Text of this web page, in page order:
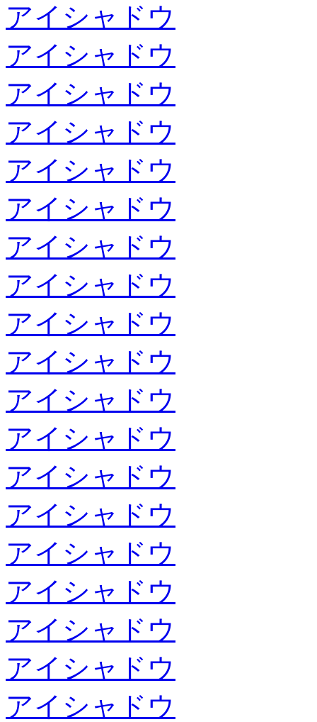
アイシャドウ
アイシャドウ
アイシャドウ
アイシャドウ
アイシャドウ
アイシャドウ
アイシャドウ
アイシャドウ
アイシャドウ
アイシャドウ
アイシャドウ
アイシャドウ
アイシャドウ
アイシャドウ
アイシャドウ
アイシャドウ
アイシャドウ
アイシャドウ
アイシャドウ